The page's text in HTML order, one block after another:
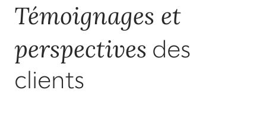
Témoignages et
perspectives des
clients